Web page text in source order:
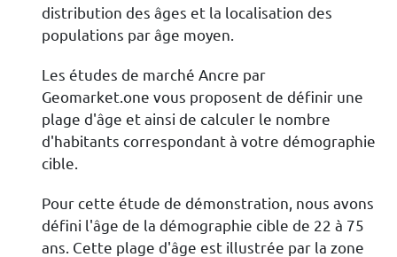
distribution des âges et la localisation des
populations par âge moyen.
Les études de marché Ancre par
Geomarket.one vous proposent de définir une
plage d'âge et ainsi de calculer le nombre
d'habitants correspondant à votre démographie
cible.
Pour cette étude de démonstration, nous avons
défini l'âge de la démographie cible de 22 à 75
ans. Cette plage d'âge est illustrée par la zone